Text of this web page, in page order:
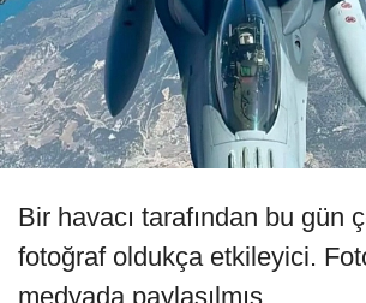
Bir havacı tarafından bu gün
fotoğraf oldukça etkileyici.
medyada paylaşılmış.